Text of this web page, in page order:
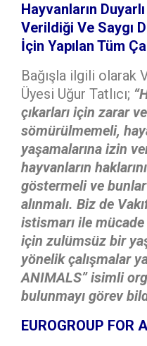
Hayvanların
Verildiği Ve Saygı
İçin Yapılan Tüm
Bağışla ilgili olarak
Üyesi Uğur Tatlıcı;
çıkarları için zarar
sömürülmemeli,
yaşamalarına izin
hayvanların
göstermeli ve
alınmalı. Biz de
istismarı ile
için zulümsüz bir
yönelik çalışmalar
ANIMALS” isimli
bulunmayı görev
EUROGROUP FOR